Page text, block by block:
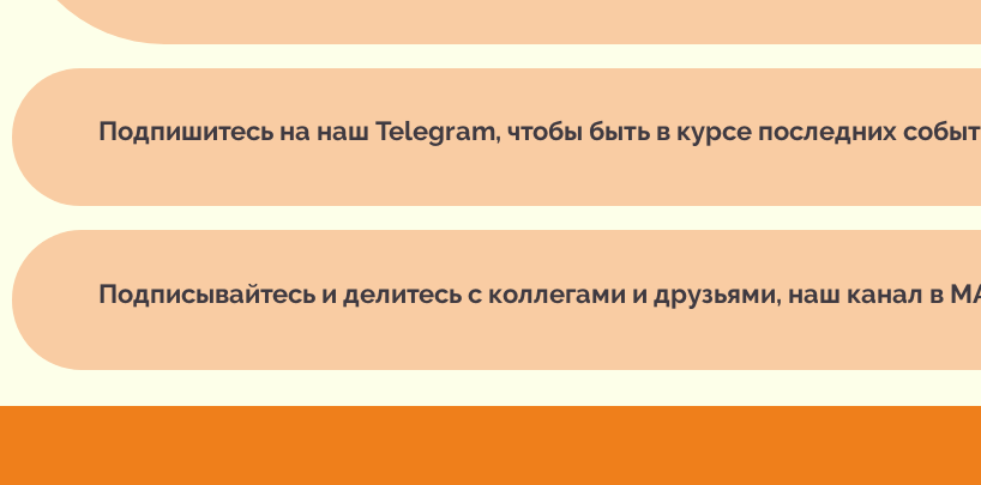
Подпишитесь на наш Telegram, чтобы быть в курсе последних
Подписывайтесь и делитесь с коллегами и друзьями, наш канал в